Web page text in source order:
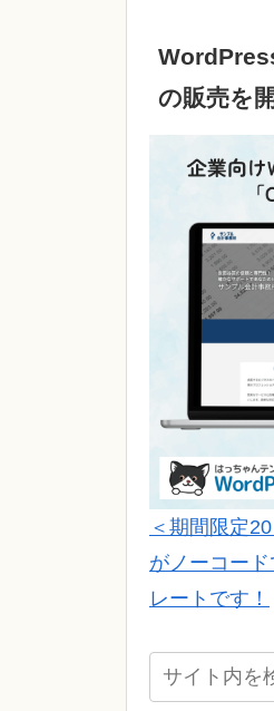
の販売を
＜期間限定
がノーコー
レートです！